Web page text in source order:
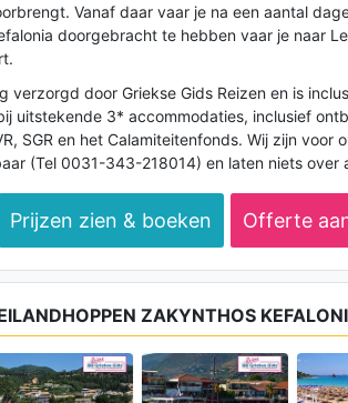
Vanaf daar vaar je na een aantal
doorgebracht te hebben vaar je naar
verzorgd door Griekse Gids Reizen en is
uitstekende 3* accommodaties, inclusief
SGR en het Calamiteitenfonds. Wij zijn voor
(Tel 0031-343-218014) en laten niets over
Prijzen zien & boeken Offerte
ZAKYNTHOS